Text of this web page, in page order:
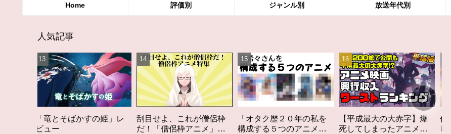
Home 評価別 ジャンル別 放送年代別
人気記事
刮目せよ、これが僧侶枠
だ！「僧侶枠アニメ」特
「オタク歴２０年の私を
構成する５つのアニメ」
【平成最大の大赤字】爆
死してしまったアニメ映
作家性の搾りかす「果て
しなきスカーレット」レ